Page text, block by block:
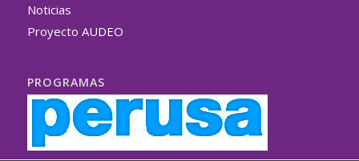
Noticias
Proyecto AUDEO
PROGRAMAS